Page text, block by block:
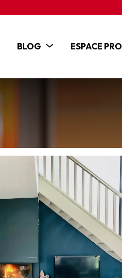
BLOG ESPACE PRO